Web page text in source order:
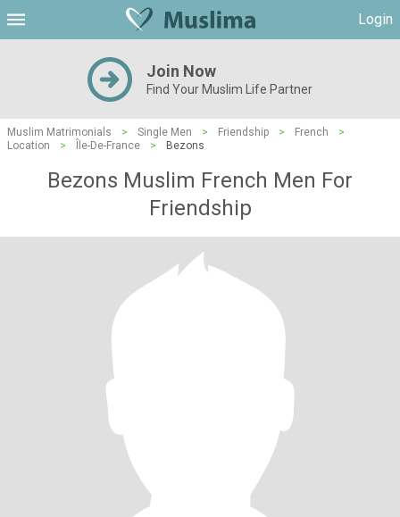
Login
Join Now
Find Your Muslim Life Partner
Muslim Matrimonials > Single Men > Friendship > French
>
Location
> Île-De-France > Bezons
Bezons Muslim French Men For
Friendship